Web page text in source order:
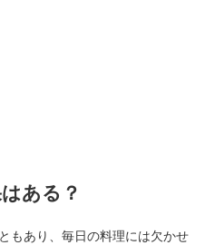
ある？
もあり、毎日の料理には欠かせ